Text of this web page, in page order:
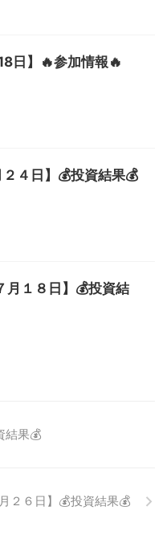
日】🔥参加情報🔥
４日】💰投資結果💰
月１８日】💰投資結
結果💰
２６日】💰投資結果💰